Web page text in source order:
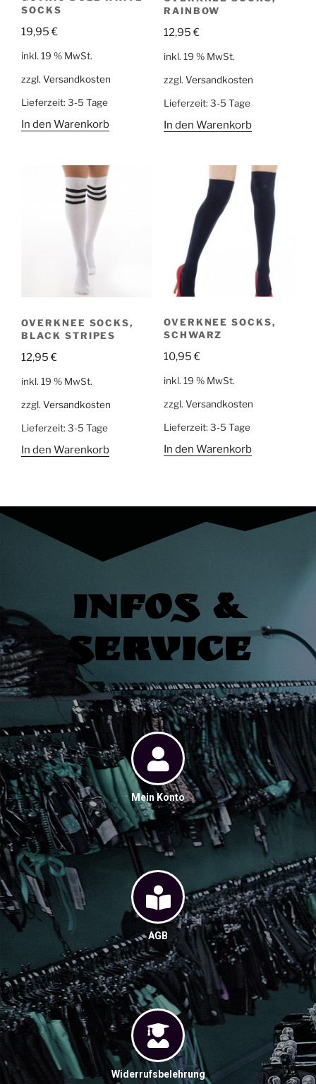
SOCKS
19,95€
inkl. 19 % MwSt.
zzgl. Versandkosten
Lieferzeit: 3-5 Tage
In den Warenkorb
RAINBOW
12,95€
inkl. 19 % MwSt.
zzgl. Versandkosten
Lieferzeit: 3-5 Tage
In den Warenkorb
OVERKNEE SOCKS,
BLACK STRIPES
12,95€
inkl. 19 % MwSt.
zzgl. Versandkosten
Lieferzeit: 3-5 Tage
In den Warenkorb
OVERKNEE SOCKS,
SCHWARZ
10,95€
inkl. 19 % MwSt.
zzgl. Versandkosten
Lieferzeit: 3-5 Tage
In den Warenkorb
Infos &
Service
Mein Konto
AGB
Widerrufsbelehrung